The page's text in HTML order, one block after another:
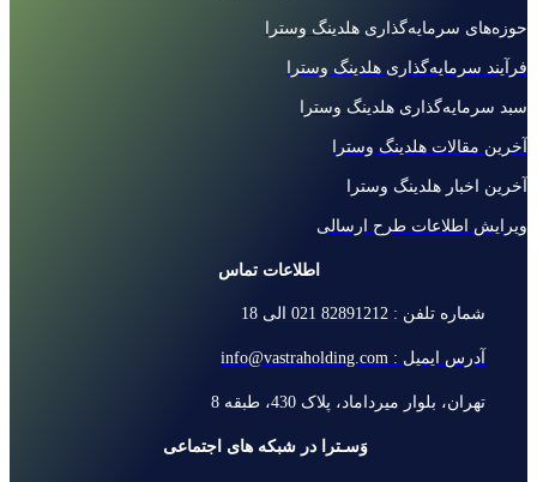
حوزه‌های سرمایه‌گذاری هلدینگ وسترا
فرآیند سرمایه‌گذاری هلدینگ وسترا
سبد سرمایه‌گذاری هلدینگ وسترا
آخرین مقالات هلدینگ وسترا
آخرین اخبار هلدینگ وسترا
ویرایش اطلاعات طرح ارسالی
اطلاعات تماس
شماره تلفن : 82891212 021 الی 18
آدرس ایمیل : info@vastraholding.com
تهران، بلوار میرداماد، پلاک 430، طبقه 8
وَسـترا در شبکه های اجتماعی